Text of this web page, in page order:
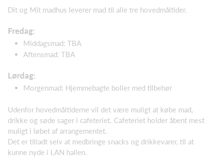
Dit og Mit madhus leverer mad til alle tre hovedmåltider.
Fredag:
Middagsmad: TBA
Aftensmad: TBA
Lørdag:
Morgenmad: Hjemmebagte boller med tilbehør
Udenfor hovedmåltiderne vil det være muligt at købe mad,
drikke og søde sager i cafeteriet. Cafeteriet holder åbent mest
muligt i løbet af arrangementet.
Det er tilladt selv at medbringe snacks og drikkevarer, til at
kunne nyde i LAN hallen.